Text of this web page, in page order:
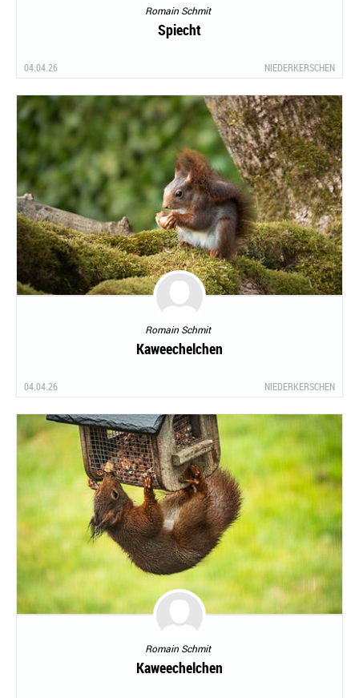
Romain Schmit
Spiecht
04.04.26 NIEDERKERSCHEN
Romain Schmit
Kaweechelchen
04.04.26 NIEDERKERSCHEN
Romain Schmit
Kaweechelchen